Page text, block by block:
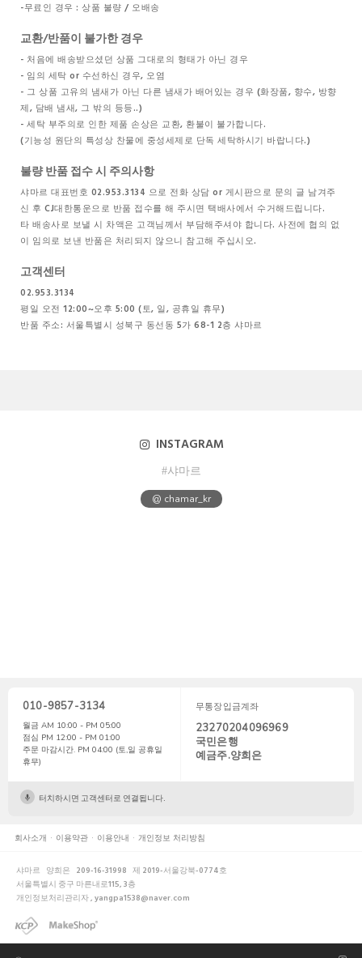
-무료인 경우 : 상품 불량 / 오배송
교환/반품이 불가한 경우
- 처음에 배송받으셨던 상품 그대로의 형태가 아닌 경우
- 임의 세탁 or 수선하신 경우, 오염
- 그 상품 고유의 냄새가 아닌 다른 냄새가 배어있는 경우 (화장품, 향수, 방향
제, 담배 냄새, 그 밖의 등등..)
- 세탁 부주의로 인한 제품 손상은 교환, 환불이 불가합니다.
(기능성 원단의 특성상 찬물에 중성세제로 단독 세탁하시기 바랍니다.)
불량 반품 접수 시 주의사항
샤마르 대표번호 02.953.3134 으로 전화 상담 or 게시판으로 문의 글 남겨주
신 후 CJ대한통운으로 반품 접수를 해 주시면 택배사에서 수거해드립니다.
타 배송사로 보낼 시 차액은 고객님께서 부담해주셔야 합니다. 사전에 협의 없
이 임의로 보낸 반품은 처리되지 않으니 참고해 주십시오.
고객센터
02.953.3134
평일 오전 12:00~오후 5:00 (토, 일, 공휴일 휴무)
반품 주소: 서울특별시 성북구 동선동 5가 68-1 2층 샤마르
INSTAGRAM
#샤마르
@ chamar_kr
010-9857-3134
월금 AM 10:00 - PM 05:00
점심 PM 12:00 - PM 01:00
주문 마감시간. PM 04:00 (토,일 공휴일
휴무)
무통장입금계좌
23270204096969
국민은행
예금주.양희은
터치하시면 고객센터로 연결됩니다.
회사소개 이용약관 이용안내 개인정보 처리방침
샤마르 양희은 209-16-31998 제 2019-서울강북-0774호
서울특별시 중구 마른내로115, 3층
개인정보처리관리자 , yangpa1538@naver.com